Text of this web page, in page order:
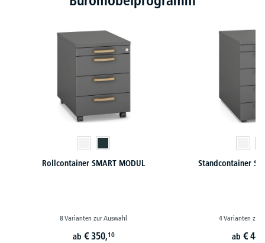
Rollcontainer SMART MODUL
8 Varianten zur Auswahl
ab € 350,10
Standcontainer
4 Varianten zur
ab €